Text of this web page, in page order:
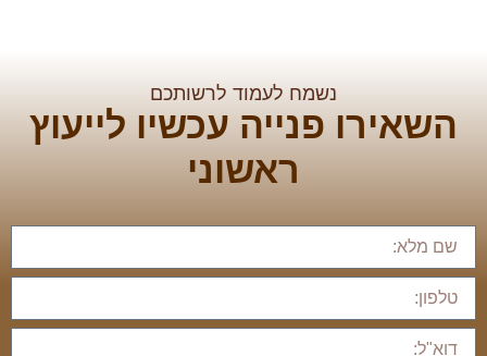
נשמח לעמוד לרשותכם
השאירו פנייה עכשיו לייעוץ
ראשוני